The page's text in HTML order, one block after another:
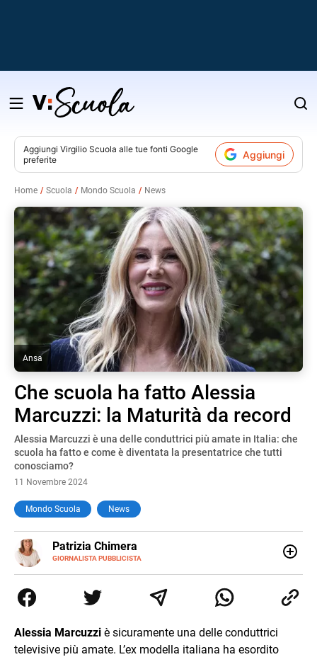
Salta
contenuto
Aggiungi Virgilio Scuola alle tue fonti Google
preferite
Aggiungi
Home Scuola Mondo Scuola News
Ansa
Che scuola ha fatto Alessia
Marcuzzi: la Maturità da record
Alessia Marcuzzi è una delle conduttrici più amate in Italia: che
scuola ha fatto e come è diventata la presentatrice che tutti
conosciamo?
11 Novembre 2024
Mondo Scuola News
Patrizia Chimera
GIORNALISTA PUBBLICISTA
E-
MAIL
LINKEDIN
collaborato con grandi gruppi editoriali e agenzie di
comunicazione specializzandosi nella scrittura di articoli
Alessia Marcuzzi è sicuramente una delle conduttrici
televisive più amate. L’ex modella italiana ha esordito